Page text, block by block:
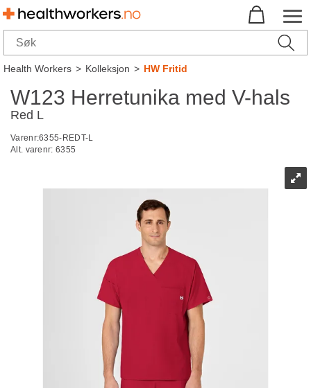
Health Workers>Kolleksjon>HW Fritid
W123 Herretunika med V-hals
Red L
Varenr:6355-REDT-L
Alt. varenr: 6355